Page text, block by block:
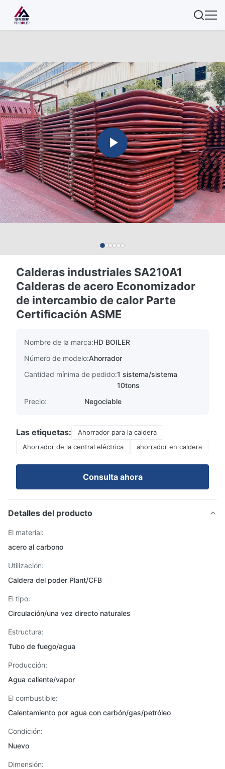
Calderas industriales SA210A1
Calderas de acero Economizador
de intercambio de calor Parte
Certificación ASME
Nombre de la marca:HD BOILER
Número de modelo:Ahorrador
Cantidad mínima de pedido:1 sistema/sistema
10tons
Precio:
Negociable
Las etiquetas:
Ahorrador para la caldera
Ahorrador de la central eléctrica
ahorrador en caldera
Consulta ahora
Detalles del producto
El material:
acero al carbono
Utilización:
Caldera del poder Plant/CFB
El tipo:
Circulación/una vez directo naturales
Estructura:
Tubo de fuego/agua
Producción:
Agua caliente/vapor
El combustible:
Calentamiento por agua con carbón/gas/petróleo
Condición:
Nuevo
Dimensión: